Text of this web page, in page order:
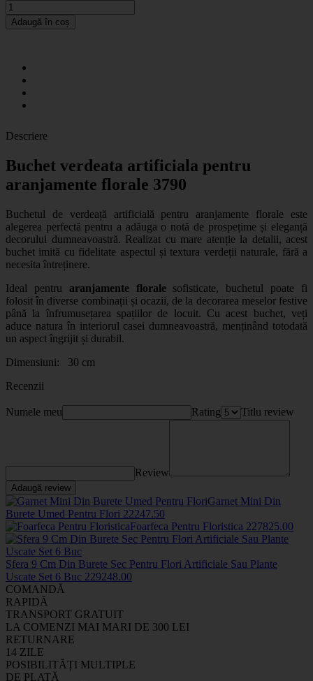
Adaugă în coș
Descriere
Buchet verdeata artificiala pentru
aranjamente florale 3790
Buchetul de verdeață artificială pentru aranjamente florale este
alegerea perfectă pentru a adăuga o notă de prospețime și eleganță
decorului dumneavoastră. Realizat cu mare atenție la detalii, acest
buchet imită cu fidelitate aspectul și textura verdeții naturale, fără a
necesita întreținere.
Ideal pentru aranjamente floralesofisticate, buchetul poate fi
folosit în diverse combinații și ocazii, de la decorarea meselor festive
până la înfrumusețarea spațiilor de locuit. Cu acest buchet, veți
aduce natura în interiorul casei dumneavoastră, menținând totodată
un aspect îngrijit și durabil.
Dimensiuni: 30 cm
Recenzii
Numele meu Rating Titlu review
Review
Adaugă review
Garnet Mini Din
Burete Umed Pentru Flori 22247.50
Foarfeca Pentru Floristica 227825.00
Sfera 9 Cm Din Burete Sec Pentru Flori Artificiale Sau Plante
Uscate Set 6 Buc 229248.00
COMANDĂ
RAPIDĂ
TRANSPORT GRATUIT
LA COMENZI MAI MARI DE 300 LEI
RETURNARE
14 ZILE
POSIBILITĂȚI MULTIPLE
DE PLATĂ